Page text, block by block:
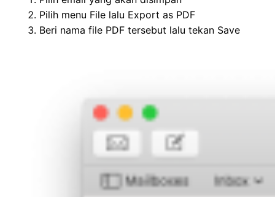
Pilih menu File lalu Export as PDF
Beri nama file PDF tersebut lalu tekan Save